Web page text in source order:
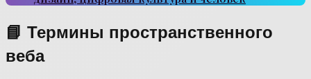
📘 Термины пространственного
веба